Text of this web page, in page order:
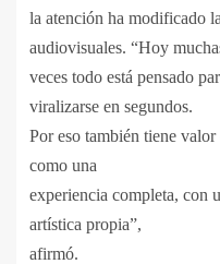
la atención ha modificado
audiovisuales. “Hoy
veces todo está pensado
viralizarse en segundos.
Por eso también tiene
como una
experiencia completa, con
artística propia”,
afirmó.